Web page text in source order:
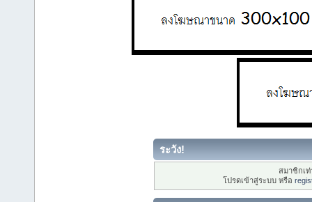
ระวัง!
สมาชิกเ
โปรดเข้าสู่ระบบ หรือ